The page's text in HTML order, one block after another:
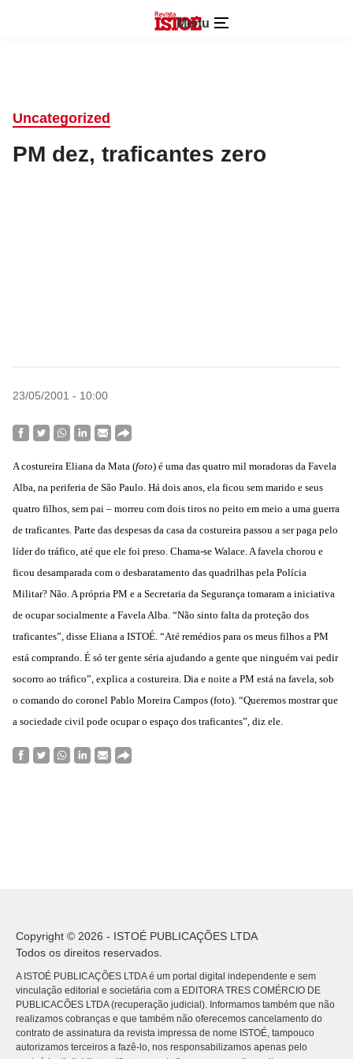
Menu
Uncategorized
PM dez, traficantes zero
23/05/2001 - 10:00
A costureira Eliana da Mata (foto) é uma das quatro mil moradoras da Favela
Alba, na periferia de São Paulo. Há dois anos, ela ficou sem marido e seus
quatro filhos, sem pai – morreu com dois tiros no peito em meio a uma guerra
de traficantes. Parte das despesas da casa da costureira passou a ser paga pelo
líder do tráfico, até que ele foi preso. Chama-se Walace. A favela chorou e
ficou desamparada com o desbaratamento das quadrilhas pela Polícia
Militar? Não. A própria PM e a Secretaria da Segurança tomaram a iniciativa
de ocupar socialmente a Favela Alba. “Não sinto falta da proteção dos
traficantes”, disse Eliana a ISTOÉ. “Até remédios para os meus filhos a PM
está comprando. É só ter gente séria ajudando a gente que ninguém vai pedir
socorro ao tráfico”, explica a costureira. Dia e noite a PM está na favela, sob
o comando do coronel Pablo Moreira Campos (foto). “Queremos mostrar que
a sociedade civil pode ocupar o espaço dos traficantes”, diz ele.
Copyright © 2026 - ISTOÉ PUBLICAÇÕES LTDA
Todos os direitos reservados.
A ISTOÉ PUBLICAÇÕES LTDA é um portal digital independente e sem
vinculação editorial e societária com a EDITORA TRES COMÉRCIO DE
PUBLICACÕES LTDA (recuperação judicial). Informamos também que não
realizamos cobranças e que também não oferecemos cancelamento do
contrato de assinatura da revista impressa de nome ISTOÉ, tampouco
autorizamos terceiros a fazê-lo, nos responsabilizamos apenas pelo